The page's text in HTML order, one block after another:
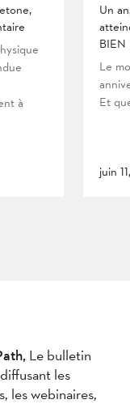
à
Un
BIEN
Le
Et
juin
Le bulletin
les
les webinaires,